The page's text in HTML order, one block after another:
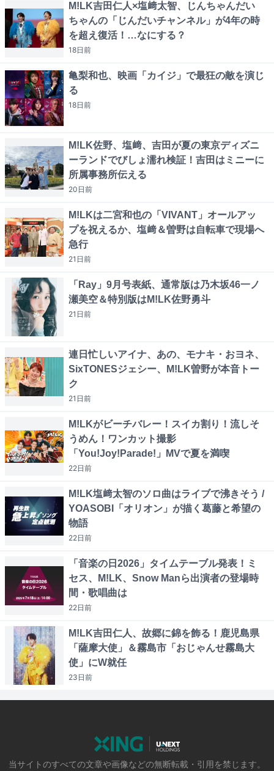
M!LK吉田仁人×塩﨑太智、じんちゃんだい
ちゃんの「じんだいチャンネル」が4年の時
を超え復活！…なにする？
18日前
亀梨和也、映画「カイジ」で最狂の敵を演じ
る
18日前
M!LK佐野、塩﨑、吉田が夏の東京ディズニ
ーランドでびしょ濡れ検証！吉田はミニーに
所属事務所伝える
20日前
M!LKは二宮和也の「VIVANT」オールアッ
プを祝えるか、塩﨑＆曽野は自転車で現場へ
急行
21日前
「Ray」9月号表紙、通常版は乃木坂46一ノ
瀬美空＆特別版はM!LK佐野勇斗
21日前
連日忙しいアイナ、あの、モナキ・おヨネ、
SixTONESジェシー、M!LK曽野が本音トー
ク
21日前
M!LKがビーチバレー！スイカ割り！流しそ
うめん！ワンカット撮影
「You!Joy!Parade!」MVで夏を満喫
22日前
M!LK塩﨑太智のソロ曲はライブで沸きそう /
YOASOBI「オリオン」が描く葛藤と希望の
物語
22日前
「音楽の日2026」タイムテーブル発表！ミ
セス、M!LK、Snow Manら出演者の登場時
間・歌唱曲は
22日前
M!LK吉田仁人、故郷に錦を飾る！鹿児島県
「薩摩大使」＆霧島市「おじゃんせ霧島大
使」にW就任
23日前
当サイトのすべての文章や画像などの無断転載・引用を禁じます。